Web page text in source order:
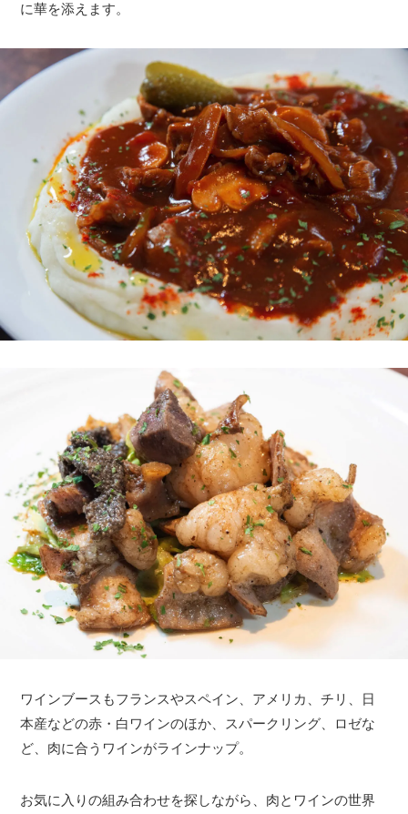
に華を添えます。
ワインブースもフランスやスペイン、アメリカ、チリ、日
本産などの赤・白ワインのほか、スパークリング、ロゼな
ど、肉に合うワインがラインナップ。
お気に入りの組み合わせを探しながら、肉とワインの世界